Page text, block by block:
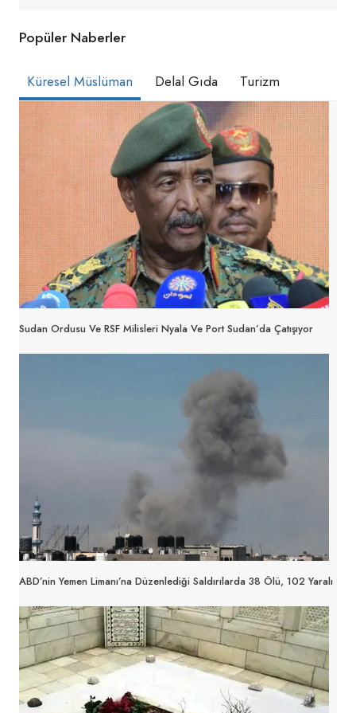
NETANYAHU’NUN
HIZBULLAH’IN
GÜCÜ
Popüler Naberler
Küresel Müslüman Delal Gıda Turizm
Sudan Ordusu Ve RSF Milisleri Nyala Ve Port Sudan’da Çatışıyor
ABD’nin Yemen Limanı’na Düzenlediği Saldırılarda 38 Ölü, 102 Yaralı